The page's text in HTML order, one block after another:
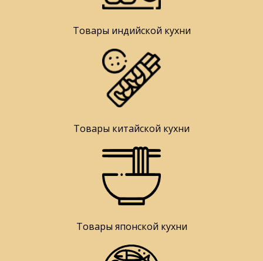
Товары индийской кухни
Товары китайской кухни
Товары японской кухни